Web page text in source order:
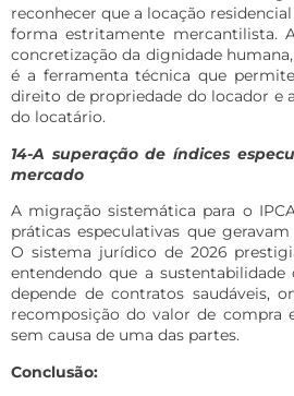
reconhecer que a locação
forma estritamente mercantilista.
concretização da dignidade
é a ferramenta técnica que
direito de propriedade do locador e
do locatário.
14-A superação de índices
mercado
A migração sistemática para o
práticas especulativas que
O sistema jurídico de 2026
entendendo que a
depende de contratos saudáveis,
recomposição do valor de compra
sem causa de uma das partes.
Conclusão: